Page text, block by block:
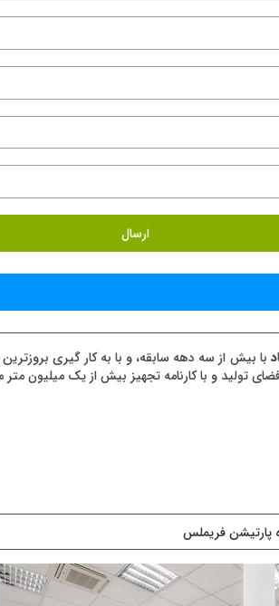
با بیش از سه دهه سابقه، و با به کار گیری
پارتیشن فریملس